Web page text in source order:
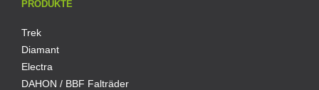
PRODUKTE
Trek
Diamant
Electra
DAHON / BBF Falträder